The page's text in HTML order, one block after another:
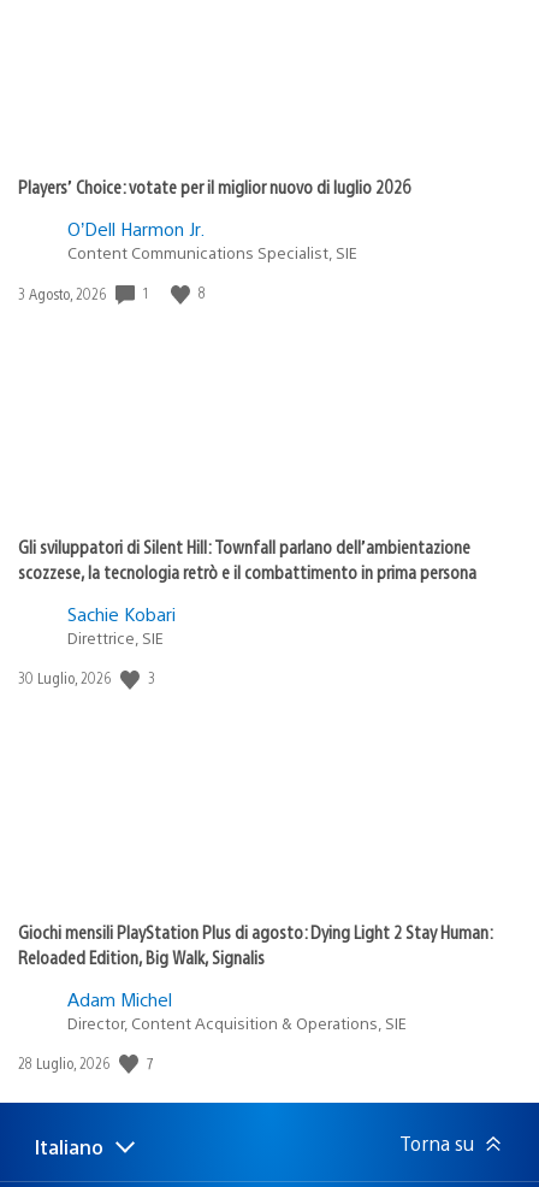
Players’ Choice: votate per il miglior nuovo di luglio 2026
O’Dell Harmon Jr.
Content Communications Specialist, SIE
Data
3 Agosto, 2026 1 8
Gli sviluppatori di Silent Hill: Townfall parlano dell’ambientazione
scozzese, la tecnologia retrò e il combattimento in prima persona
Sachie Kobari
Direttrice, SIE
Data
30 Luglio, 2026 3
Giochi mensili PlayStation Plus di agosto: Dying Light 2 Stay Human:
Reloaded Edition, Big Walk, Signalis
Adam Michel
Director, Content Acquisition & Operations, SIE
Data
pubblicazione:
28 Luglio, 2026 7
Seleziona
una
Regione
attuale:
Italiano Torna su